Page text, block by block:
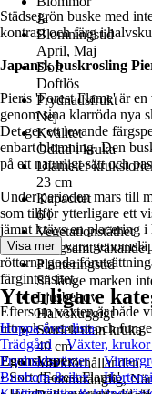
Ja
Blomningstid
April, Maj
Doft
Doftlös
Prydnadsfrukt
Nej
Kvalitet
Odlad i kruka
Diameter
23 cm
Kapacitet
6 l
Vegetationstäthet
Långsamt växande
Planteringstid
Så länge marken
Ljusbehov
Halvskuggigt
Storlek utan kruka
40 cm
Markförhållanden
Genomtränglig,
Städsegrön buske med
kontrast och färg i
Japansk buskrosling
Pieris 'Forest Flame' är
genom sina klarröda nya
Det ger ett levande
enbart blomning. Den
på ett naturligt sätt och
Under perioden mars till
som tillför ytterligare ett
jämnt krävs en placering i
Jorden bör vara
rötterna goda
färgintensitet.
Eftersom växten är både
uttryck året runt och
Egenskaper:
• Sort: 'Forest Flame'
Visa mer
Ytterligare
Hoppa över lista
Trädgård
Växter,
Prydnadsväxter
Buxbom & ilex